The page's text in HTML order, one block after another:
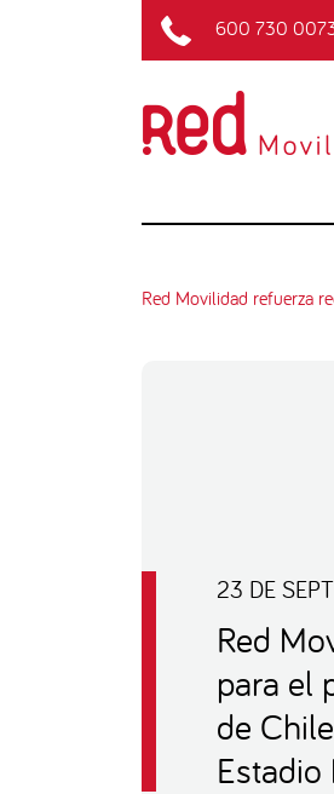
600 730
Red Movilidad refuerza
23 DE
Red
para el
de
Estadio